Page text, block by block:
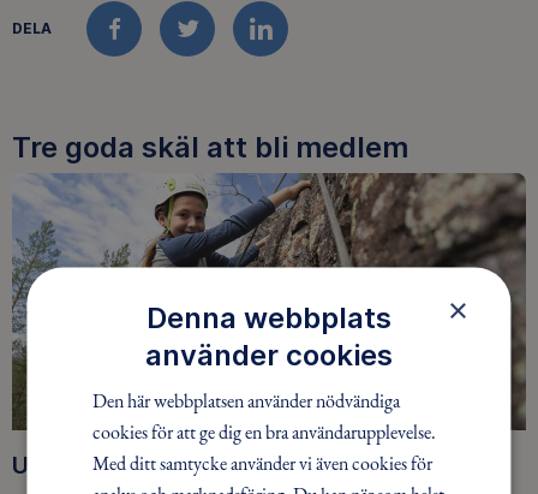
DELA
FACEBOOKTWITTERLINKEDIN
Tre goda skäl att bli medlem
Upptäck nya äventyr
×
Denna webbplats
använder cookies
Den här webbplatsen använder nödvändiga
cookies för att ge dig en bra användarupplevelse.
Med ditt samtycke använder vi även cookies för